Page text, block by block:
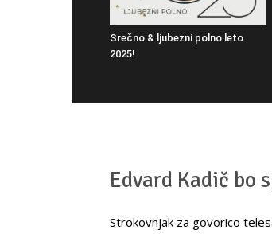
Srečno & ljubezni polno leto
2025!
Edvard Kadič bo
Strokovnjak za govorico